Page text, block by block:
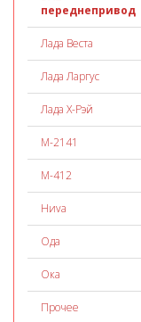
переднепривод
Лада Веста
Лада Ларгус
Лада Х-Рэй
М-2141
М-412
Ниvа
Ода
Ока
Прочее